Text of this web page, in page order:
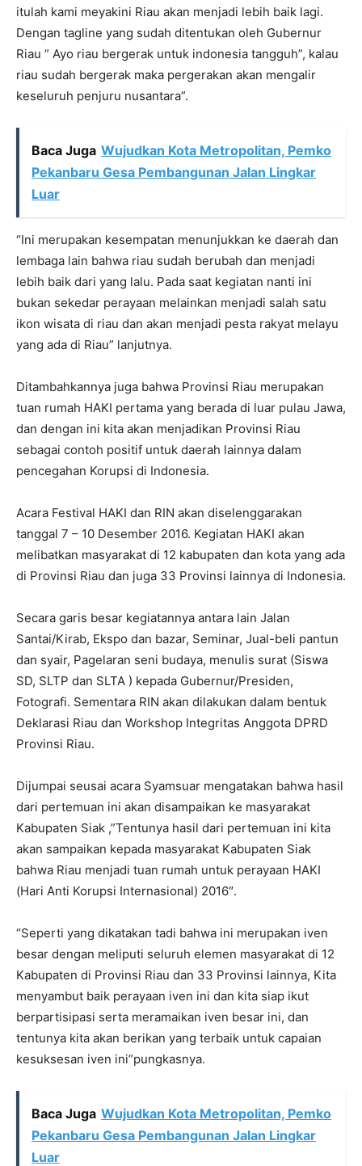
itulah kami meyakini Riau akan menjadi lebih baik lagi.
Dengan tagline yang sudah ditentukan oleh Gubernur
Riau ” Ayo riau bergerak untuk indonesia tangguh”, kalau
riau sudah bergerak maka pergerakan akan mengalir
keseluruh penjuru nusantara”.
Baca Juga Wujudkan Kota Metropolitan, Pemko
Pekanbaru Gesa Pembangunan Jalan Lingkar
Luar
“Ini merupakan kesempatan menunjukkan ke daerah dan
lembaga lain bahwa riau sudah berubah dan menjadi
lebih baik dari yang lalu. Pada saat kegiatan nanti ini
bukan sekedar perayaan melainkan menjadi salah satu
ikon wisata di riau dan akan menjadi pesta rakyat melayu
yang ada di Riau” lanjutnya.
Ditambahkannya juga bahwa Provinsi Riau merupakan
tuan rumah HAKI pertama yang berada di luar pulau Jawa,
dan dengan ini kita akan menjadikan Provinsi Riau
sebagai contoh positif untuk daerah lainnya dalam
pencegahan Korupsi di Indonesia.
Acara Festival HAKI dan RIN akan diselenggarakan
tanggal 7 – 10 Desember 2016. Kegiatan HAKI akan
melibatkan masyarakat di 12 kabupaten dan kota yang ada
di Provinsi Riau dan juga 33 Provinsi lainnya di Indonesia.
Secara garis besar kegiatannya antara lain Jalan
Santai/Kirab, Ekspo dan bazar, Seminar, Jual-beli pantun
dan syair, Pagelaran seni budaya, menulis surat (Siswa
SD, SLTP dan SLTA ) kepada Gubernur/Presiden,
Fotografi. Sementara RIN akan dilakukan dalam bentuk
Deklarasi Riau dan Workshop Integritas Anggota DPRD
Provinsi Riau.
Dijumpai seusai acara Syamsuar mengatakan bahwa hasil
dari pertemuan ini akan disampaikan ke masyarakat
Kabupaten Siak ,”Tentunya hasil dari pertemuan ini kita
akan sampaikan kepada masyarakat Kabupaten Siak
bahwa Riau menjadi tuan rumah untuk perayaan HAKI
(Hari Anti Korupsi Internasional) 2016″.
“Seperti yang dikatakan tadi bahwa ini merupakan iven
besar dengan meliputi seluruh elemen masyarakat di 12
Kabupaten di Provinsi Riau dan 33 Provinsi lainnya, Kita
menyambut baik perayaan iven ini dan kita siap ikut
berpartisipasi serta meramaikan iven besar ini, dan
tentunya kita akan berikan yang terbaik untuk capaian
kesuksesan iven ini”pungkasnya.
Baca Juga Wujudkan Kota Metropolitan, Pemko
Pekanbaru Gesa Pembangunan Jalan Lingkar
Luar